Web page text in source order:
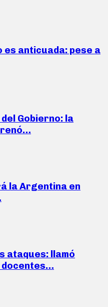
es anticuada: pese a
Gobierno: la
la Argentina en
ataques: llamó